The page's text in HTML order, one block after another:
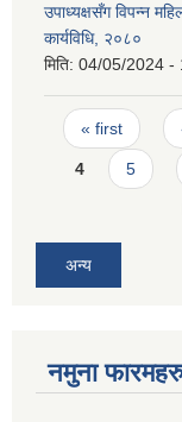
उपाध्यक्षसँग विपन्न
कार्यविधि, २०८०
मिति: 04/05/2024 -
Pages
« first
4 5
अन्य
नमुना